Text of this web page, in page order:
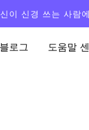
이 신경 쓰는 사람
블로그 도움말